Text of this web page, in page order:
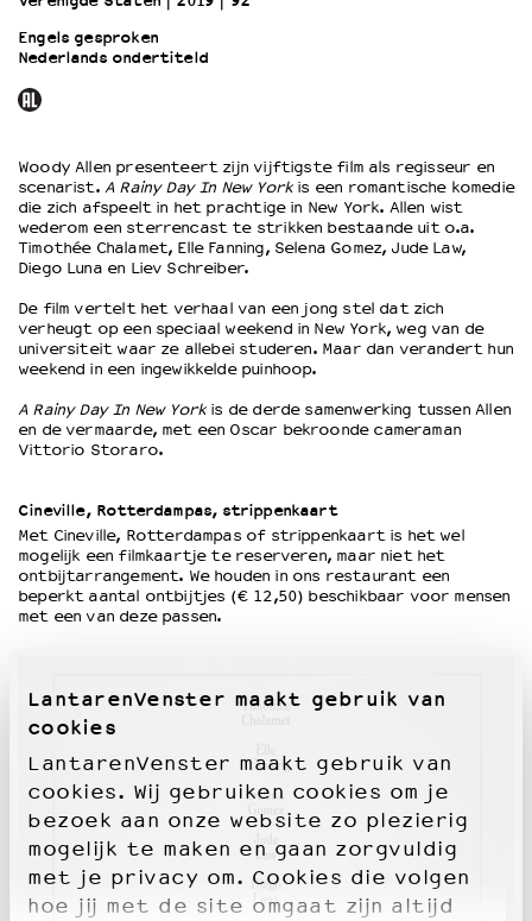
LantarenVenster maakt gebruik van
cookies
LantarenVenster maakt gebruik van
cookies. Wij gebruiken cookies om je
bezoek aan onze website zo plezierig
mogelijk te maken en gaan zorgvuldig
met je privacy om. Cookies die volgen
hoe jij met de site omgaat zijn altijd
OVER LANTARENVENSTER
Wat we doen
Word vriend
Historie
Partners
Huisregels
Integriteits- en gedragscode
Duurzaamheid
Culturele boycot Israël
Ruimte voor artistieke vrijheid – VNPF
Engels gesproken
Nederlands ondertiteld
Woody Allen presenteert zijn vijftigste film als regisseur en
scenarist. A Rainy Day In New Yorkis een romantische komedie
die zich afspeelt in het prachtige in New York. Allen wist
wederom een sterrencast te strikken bestaande uit o.a.
Timothée Chalamet, Elle Fanning, Selena Gomez, Jude Law,
Diego Luna en Liev Schreiber.
De film vertelt het verhaal van een jong stel dat zich
verheugt op een speciaal weekend in New York, weg van de
universiteit waar ze allebei studeren. Maar dan verandert hun
weekend in een ingewikkelde puinhoop.
A Rainy Day In New Yorkis de derde samenwerking tussen Allen
en de vermaarde, met een Oscar bekroonde cameraman
Vittorio Storaro.
Cineville, Rotterdampas, strippenkaart
Met Cineville, Rotterdampas of strippenkaart is het wel
mogelijk een filmkaartje te reserveren, maar niet het
ontbijtarrangement. We houden in ons restaurant een
beperkt aantal ontbijtjes (€ 12,50) beschikbaar voor mensen
met een van deze passen.